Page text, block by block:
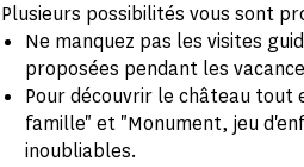
Plusieurs possibilités vous sont
Ne manquez pas les visites
proposées pendant les
Pour découvrir le château tout
famille" et "Monument, jeu
inoubliables.